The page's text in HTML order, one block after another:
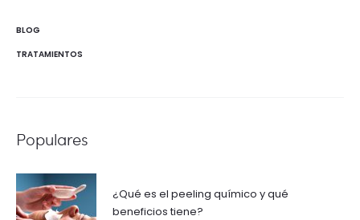
BLOG
TRATAMIENTOS
Populares
¿Qué es el peeling químico y qué
beneficios tiene?